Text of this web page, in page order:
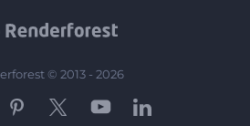
© 2013 - 2026